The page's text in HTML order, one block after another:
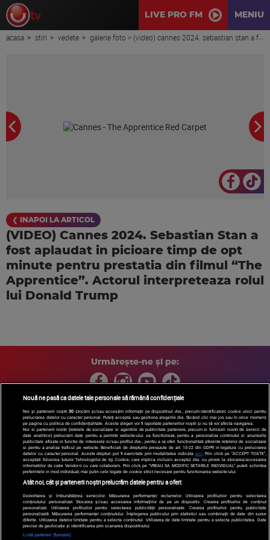
LIVE PRO FM MENIU
acasa stiri vedete galerie foto > (video) cannes 2024. sebastian stan a fost aplaudat in picioare timp de opt minute pentru prestatia din filmul “the apprentice”. actorul interpreteaza rolul lui donald trump
❮ INAPOI LA ARTICOL
(VIDEO) Cannes 2024. Sebastian Stan a
fost aplaudat in picioare timp de opt
minute pentru prestatia din filmul “The
Apprentice”. Actorul interpreteaza rolul
lui Donald Trump
Urmărește-ne și pe:
Copyright © 2026 / DIGI ROMANIA S.A.
Arhiva
Comunicate de presă Politica de confidentialitate
Termeni
si conditii
Gestionați preferințele| Contact/Info Codul etic
Nouă ne pasă ca datele tale personale să rămână confidențiale
Noi și partenerii noștri30 stocăm și/sau accesăm informații pe dispozitivul dvs., precum identificatorii cookie unici pentru
prelucrarea datelor cu caracter personal. Puteți accepta sau gestiona alegerile dvs. făcând clic mai jos sau în orice moment,
pe pagina cu politica de confidențialitate. Aceste alegeri vor fi raportate partenerilor noștri și nu vă vor afecta navigarea.
Noi si partenerii nostri (retelele de socializare si agentiile de publicitate partenere, precum si furnizorii nostri de servicii de
date analitice) prelucram date pentru a permite website-ului sa functioneze, pentru a personaliza continutul si anunturile
publicitare afisate in functie de interesele si/sau profilul dvs., pentru a va oferi functionalitati aferente retelelor de socializare
si pentru a analiza traficul pe website. Beneficiati de drepturile prevazute de art. 15-22 din GDPR in legatura cu prelucrarea
datelor cu caracter personal. Aceste drepturi pot fi exercitate prin modalitatea indicata aici. Prin click pe “ACCEPT TOATE”,
acceptati folosirea tuturor Tehnologiilor de tip Cookie, care implica inclusiv acceptul dvs. cu privire la stocarea/accesarea
informatiilor de catre Vendor-ii cu care colaboram. Prin click pe “VREAU SA MODIFIC SETARILE INDIVIDUAL” puteti schimba
preferintele in mod individual, mai putin cele legate de cookie strict necesare pentru functionarea website-ului.
Atât noi, cât și partenerii noștri prelucrăm datele pentru a oferi:
Dezvoltarea și îmbunătățirea serviciilor. Măsurarea performanței reclamelor. Utilizarea profilurilor pentru selectarea
conținutului personalizat. Stocarea și/sau accesarea informațiilor de pe un dispozitiv. Crearea profilurilor de conținut
personalizat. Utilizarea profilurilor pentru selectarea publicității personalizate. Crearea profilurilor pentru publicitate
personalizată. Măsurarea performanței conținutului. Înțelegerea publicului prin statistici sau combinații de date din surse
diferite. Utilizarea datelor limitate pentru a selecta conținutul. Utilizarea de date limitate pentru a selecta publicitatea. Date
precise de geolocație și identificarea prin scanarea dispozitivului.
Listă parteneri (furnizori)